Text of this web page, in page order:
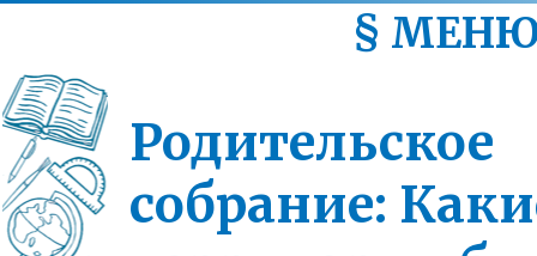
§
Родительское
собрание: